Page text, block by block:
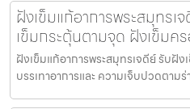
ฝังเข็มแก้อาการพระสมุทรเ
เข็มกระตุ้นตามจุด ฝังเข็มค
ฝังเข็มแก้อาการพระสมุทรเจดีย์ รับฝั
บรรเทาอาการและ ความเจ็บปวดตาม